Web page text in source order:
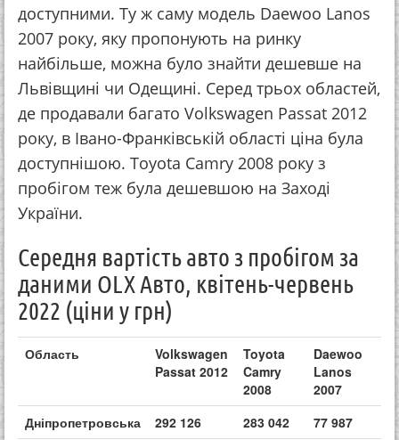
доступними. Ту ж саму модель Daewoo Lanos
2007 року, яку пропонують на ринку
найбільше, можна було знайти дешевше на
Львівщині чи Одещині. Серед трьох областей,
де продавали багато Volkswagen Passat 2012
року, в Івано-Франківській області ціна була
доступнішою. Toyota Camry 2008 року з
пробігом теж була дешевшою на Заході
України.
Середня вартість авто з пробігом за
даними OLX Авто, квітень-червень
2022 (ціни у грн)
Область
Volkswagen
Passat 2012
Toyota
Camry
2008
Daewoo
Lanos
2007
Дніпропетровська
292 126 283 042
77 987